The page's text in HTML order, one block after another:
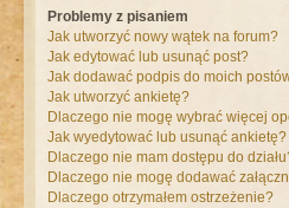
Problemy z pisaniem
Jak utworzyć nowy wątek na forum?
Jak edytować lub usunąć post?
Jak dodawać podpis do moich
Jak utworzyć ankietę?
Dlaczego nie mogę wybrać więcej
Jak wyedytować lub usunąć ankietę?
Dlaczego nie mam dostępu do
Dlaczego nie mogę dodawać
Dlaczego otrzymałem ostrzeżenie?